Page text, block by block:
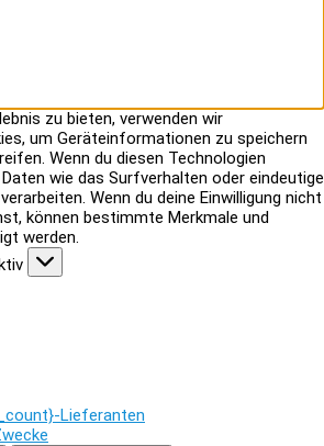
zu bieten, verwenden wir
um Geräteinformationen zu speichern
Wenn du diesen Technologien
wie das Surfverhalten oder eindeutige
Wenn du deine Einwilligung nicht
können bestimmte Merkmale und
werden.
Lieferanten